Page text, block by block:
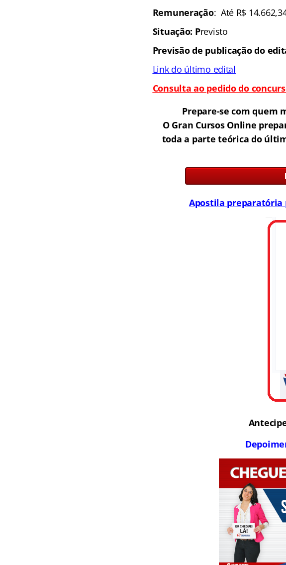
Remuneração: Até R$
Situação: Previsto
Previsão de publicação do
Link do último edital
Consulta ao pedido do
Prepare-se com quem
O Gran Cursos Online
toda a parte teórica do
Apostila preparatória